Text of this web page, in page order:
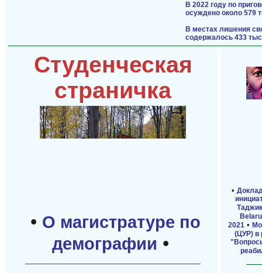
В 2022 году по
осуждено около 579
В местах лишения
содержалось 433
Студенческая
страничка
• О магистратуре по
демографии •
•
2021 •
(ЦУР) в